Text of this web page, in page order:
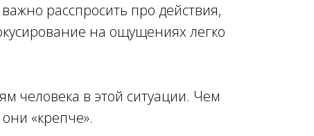
расспросить про действия,
на ощущениях легко
человека в этой ситуации. Чем
«крепче».